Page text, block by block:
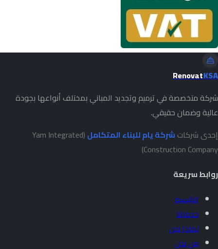
RenovatKSA
شركة متخصصة في ترميم وتجديد المباني بمختلف أنواعها بجودة
عالية وضمان حقيقي.
إحدى شركاتشركة يام للبناء المتكامل (Yam Integrated
Construction Company)
روابط سريعة
الرئيسية
خدماتنا
لماذا نحن
من نحن